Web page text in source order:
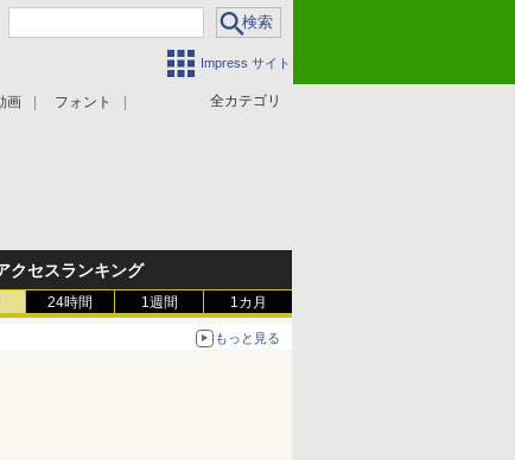
Impress サイト
全カテゴリ
画 フォント
クセスランキング
24時間 1週間 1カ月
もっと見る